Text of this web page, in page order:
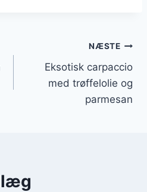
NÆSTE
Eksotisk carpaccio
med trøffelolie og
parmesan